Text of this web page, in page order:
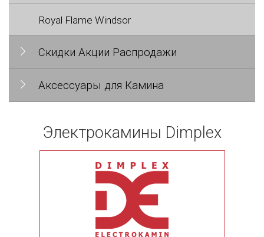
Royal Flame Windsor
Скидки Акции Распродажи
Аксессуары для Камина
Электрокамины Dimplex